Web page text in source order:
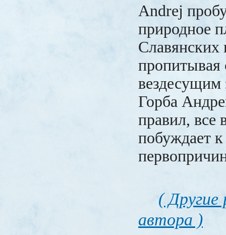
Andrej
природное
Славянских
пропитывая
вездесущим
Горба
правил, все
побуждает
(
автора )